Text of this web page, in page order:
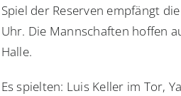
Spiel der Reserven empfängt
Uhr. Die Mannschaften hoffen
Halle.
Es spielten: Luis Keller im Tor,